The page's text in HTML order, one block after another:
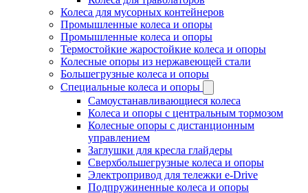
Колеса для мусорных контейнеров
Промышленные колеса и опоры
Промышленные колеса и опоры
Термостойкие жаростойкие колеса и опоры
Колесные опоры из нержавеющей стали
Большегрузные колеса и опоры
Специальные колеса и опоры
Самоустанавливающиеся колеса
Колеса и опоры с центральным тормозом
Колесные опоры с дистанционным
управлением
Заглушки для кресла глайдеры
Сверхбольшегрузные колеса и опоры
Электропривод для тележки e-Drive
Подпружиненные колеса и опоры